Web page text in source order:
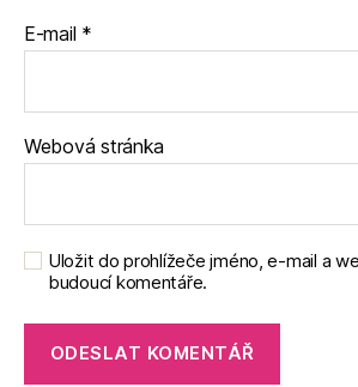
E-mail *
Webová stránka
Uložit do prohlížeče jméno, e-mail a
budoucí komentáře.